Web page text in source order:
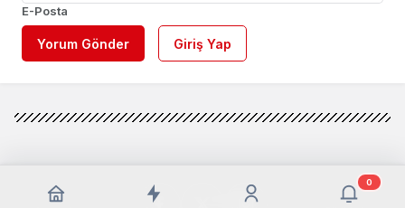
E-Posta
Yorum Gönder Giriş Yap
0